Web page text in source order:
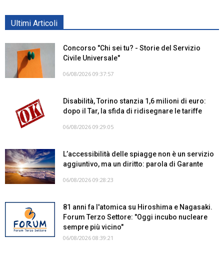
Ultimi Articoli
Concorso "Chi sei tu? - Storie del Servizio
Civile Universale"
06/08/2026 09:37:57
Disabilità, Torino stanzia 1,6 milioni di euro:
dopo il Tar, la sfida di ridisegnare le tariffe
06/08/2026 09:29:05
L’accessibilità delle spiagge non è un servizio
aggiuntivo, ma un diritto: parola di Garante
06/08/2026 09:28:23
81 anni fa l'atomica su Hiroshima e Nagasaki.
Forum Terzo Settore: "Oggi incubo nucleare
sempre più vicino"
06/08/2026 08:39:21